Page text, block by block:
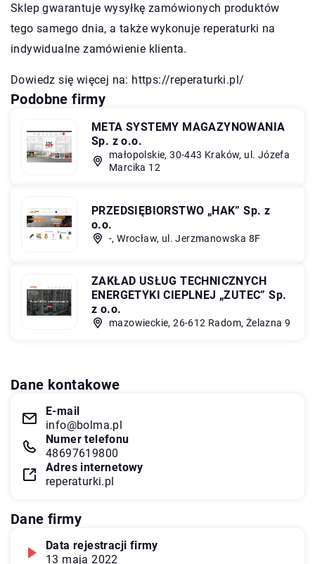
Sklep gwarantuje wysyłkę zamówionych produktów
tego samego dnia, a także wykonuje reperaturki na
indywidualne zamówienie klienta.
Dowiedz się więcej na: https://reperaturki.pl/
Podobne firmy
META SYSTEMY MAGAZYNOWANIA
Sp. z o.o.
małopolskie, 30-443 Kraków, ul. Józefa
Marcika 12
PRZEDSIĘBIORSTWO „HAK” Sp. z
o.o.
-, Wrocław, ul. Jerzmanowska 8F
ZAKŁAD USŁUG TECHNICZNYCH
ENERGETYKI CIEPLNEJ „ZUTEC” Sp.
z o.o.
mazowieckie, 26-612 Radom, Żelazna 9
Dane kontakowe
E-mail
info@bolma.pl
Numer telefonu
48697619800
Adres internetowy
reperaturki.pl
Dane firmy
Data rejestracji firmy
13 maja 2022